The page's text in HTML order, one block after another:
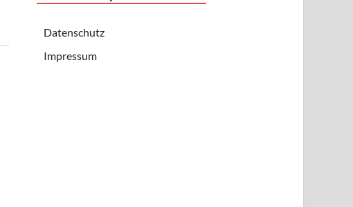
Datenschutz
Impressum